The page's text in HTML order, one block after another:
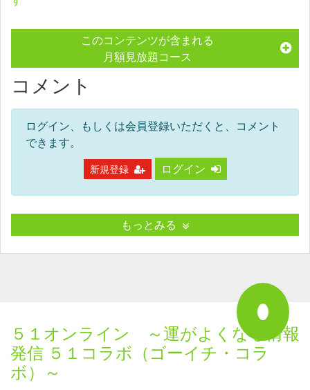
このコンテンツが含まれる
月額見放題コース
コメント
ログイン、もしくは会員登録いただくと、コメント
できます。
新規登録 ログイン
もっとみる
５１オンライン ～運がよくなる情報
発信 ５１コラボ（ゴーイチ・コラ
ボ）～